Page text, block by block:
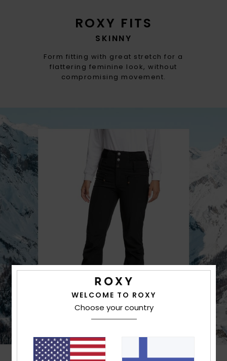
ROXY FITS
SKINNY
Form fitting with great stretch for a
flattering feminine look, without
compromising movement.
WELCOME TO ROXY
Choose your country